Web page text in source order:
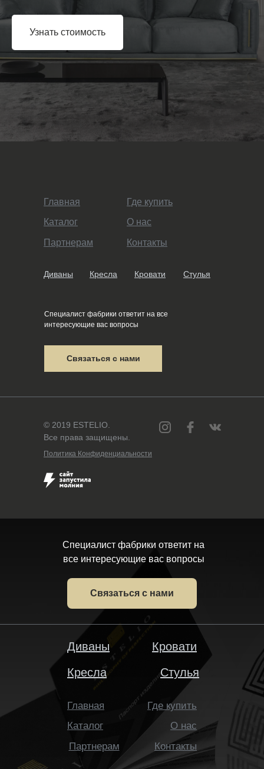
Узнать стоимость
Каталог
Диваны
О нас
Партнерам
Специалист фабрики ответит на все
интересующие вас вопросы
Где купить
Контакты
© 2019 ESTELIO.
Все права защищены.
Кресла Кровати Стулья
Связаться с нами
Главная
Политика Конфиденциальности
Специалист фабрики ответит на
все интересующие вас вопросы
Связаться с нами
Диваны
Кресла
Кровати
Стулья
Каталог
О нас
Партнерам
Где купить
Контакты
Главная